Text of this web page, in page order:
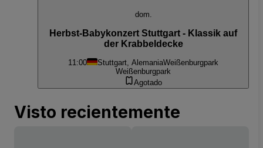
dom.
Herbst-Babykonzert Stuttgart - Klassik auf
der Krabbeldecke
11:00 Stuttgart, AlemaniaWeißenburgpark
Weißenburgpark
Agotado
Visto recientemente